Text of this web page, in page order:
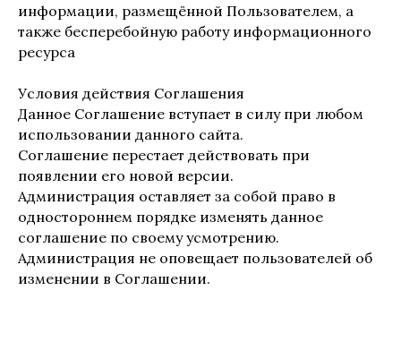
информации, размещённой Пользователем, а
также бесперебойную работу информационного
ресурса
Условия действия Соглашения
Данное Соглашение вступает в силу при любом
использовании данного сайта.
Соглашение перестает действовать при
появлении его новой версии.
Администрация оставляет за собой право в
одностороннем порядке изменять данное
соглашение по своему усмотрению.
Администрация не оповещает пользователей об
изменении в Соглашении.